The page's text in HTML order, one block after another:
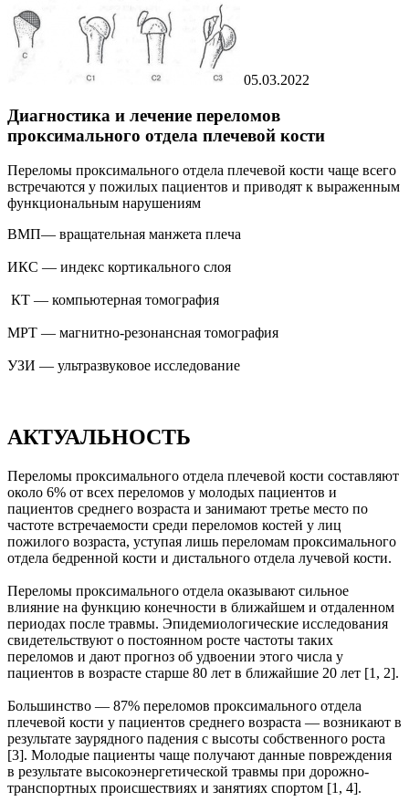
05.03.2022
Диагностика и лечение переломов
проксимального отдела плечевой кости
Переломы проксимального отдела плечевой кости чаще всего
встречаются у пожилых пациентов и приводят к выраженным
функциональным нарушениям
ВМП— вращательная манжета плеча
ИКС — индекс кортикального слоя
КТ — компьютерная томография
МРТ — магнитно-резонансная томография
УЗИ — ультразвуковое исследование
АКТУАЛЬНОСТЬ
Переломы проксимального отдела плечевой кости составляют
около 6% от всех переломов у молодых пациентов и
пациентов среднего возраста и занимают третье место по
частоте встречаемости среди переломов костей у лиц
пожилого возраста, уступая лишь переломам проксимального
отдела бедренной кости и дистального отдела лучевой кости.
Переломы проксимального отдела оказывают сильное
влияние на функцию конечности в ближайшем и отдаленном
периодах после травмы. Эпидемиологические исследования
свидетельствуют о постоянном росте частоты таких
переломов и дают прогноз об удвоении этого числа у
пациентов в возрасте старше 80 лет в ближайшие 20 лет [1, 2].
Большинство — 87% переломов проксимального отдела
плечевой кости у пациентов среднего возраста — возникают в
результате заурядного падения с высоты собственного роста
[3]. Молодые пациенты чаще получают данные повреждения
в результате высокоэнергетической травмы при дорожно-
транспортных происшествиях и занятиях спортом [1, 4].